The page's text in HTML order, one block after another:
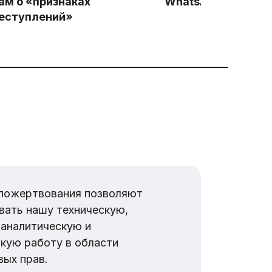
позволяют
нашу техническую,
и
работу в области
прав.